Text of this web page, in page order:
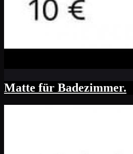
Matte für Badezimmer.